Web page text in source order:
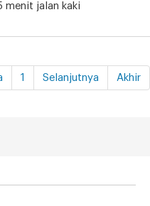
menit jalan kaki
1 Selanjutnya Akhir